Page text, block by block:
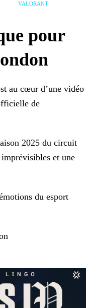
VALORANT
pour
au cœur d’une vidéo
de
2025 du circuit
et une
du esport